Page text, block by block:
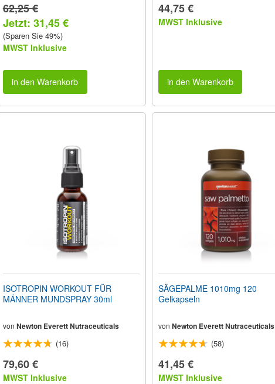
62,25 €
Jetzt: 31,45 €
(Sparen Sie 49%)
MWST Inklusive
in den Warenkorb
44,75 €
MWST Inklusive
in den Warenkorb
ISOTROPIN WORKOUT FÜR
MÄNNER MUNDSPRAY 30ml
von Newton Everett Nutraceuticals
(16)
79,60 €
MWST Inklusive
SÄGEPALME 1010mg 120
Gelkapseln
von Newton Everett Nutraceuticals
(58)
41,45 €
MWST Inklusive